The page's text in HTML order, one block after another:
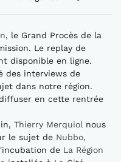
, le Grand Procès de la
Le replay de
disponible en ligne.
des interviews de
dans notre région.
en cette rentrée
Thierry Merquiol nous
le sujet de Nubbo,
de La Région